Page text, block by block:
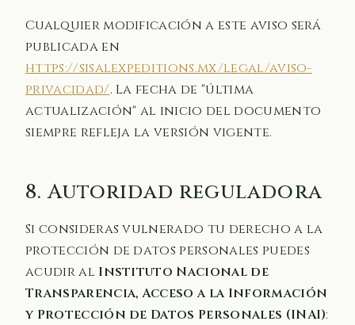
Cualquier modificación a este aviso será
publicada en
https://sisalexpeditions.mx/legal/aviso-
privacidad/. La fecha de "última
actualización" al inicio del documento
siempre refleja la versión vigente.
8. Autoridad reguladora
Si consideras vulnerado tu derecho a la
protección de datos personales puedes
acudir al Instituto Nacional de
Transparencia, Acceso a la Información
y Protección de Datos Personales (INAI):